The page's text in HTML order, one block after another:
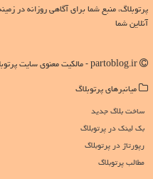
پرتوبلاگ، منبع شما برای آگاهی روزانه در
آنلاین شما
میانبرهای پرتوبلاگ
ساخت بلاگ جدید
بک لینک در پرتوبلاگ
رپورتاژ در پرتوبلاگ
مطالب پرتوبلاگ